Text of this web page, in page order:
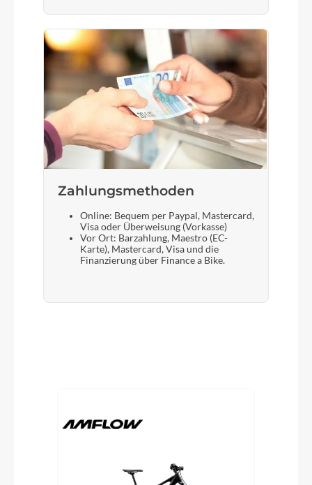
Zahlungsmethoden
Online: Bequem per Paypal, Mastercard,
Visa oder Überweisung (Vorkasse)
Vor Ort: Barzahlung, Maestro (EC-
Karte), Mastercard, Visa und die
Finanzierung über Finance a Bike.